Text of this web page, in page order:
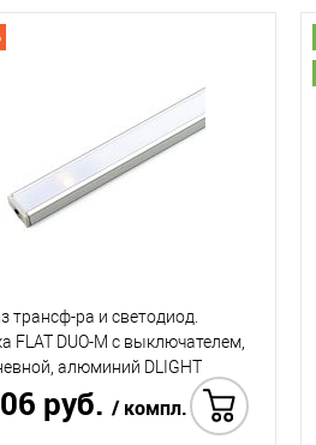
Купить в 1 клик
трансф-ра и светодиод.
FLAT DUO-M с выключателем,
алюминий DLIGHT
руб./ компл.